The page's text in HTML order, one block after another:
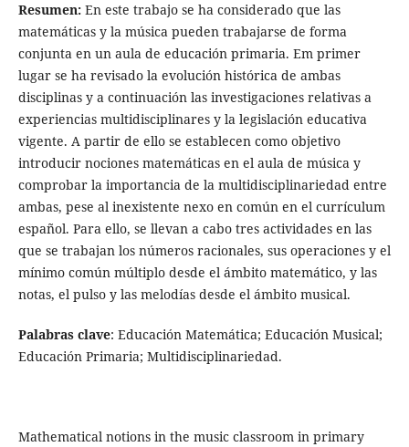
Resumen: En este trabajo se ha considerado que las
matemáticas y la música pueden trabajarse de forma
conjunta en un aula de educación primaria. Em primer
lugar se ha revisado la evolución histórica de ambas
disciplinas y a continuación las investigaciones relativas a
experiencias multidisciplinares y la legislación educativa
vigente. A partir de ello se establecen como objetivo
introducir nociones matemáticas en el aula de música y
comprobar la importancia de la multidisciplinariedad entre
ambas, pese al inexistente nexo en común en el currículum
español. Para ello, se llevan a cabo tres actividades en las
que se trabajan los números racionales, sus operaciones y el
mínimo común múltiplo desde el ámbito matemático, y las
notas, el pulso y las melodías desde el ámbito musical.
Palabras clave: Educación Matemática; Educación Musical;
Educación Primaria; Multidisciplinariedad.
Mathematical notions in the music classroom in primary